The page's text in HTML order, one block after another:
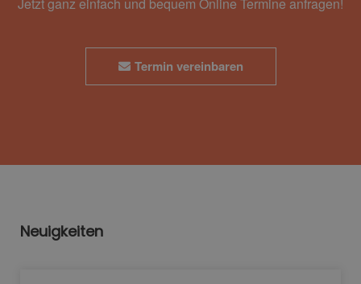
Termin vereinbaren
Neuigkeiten